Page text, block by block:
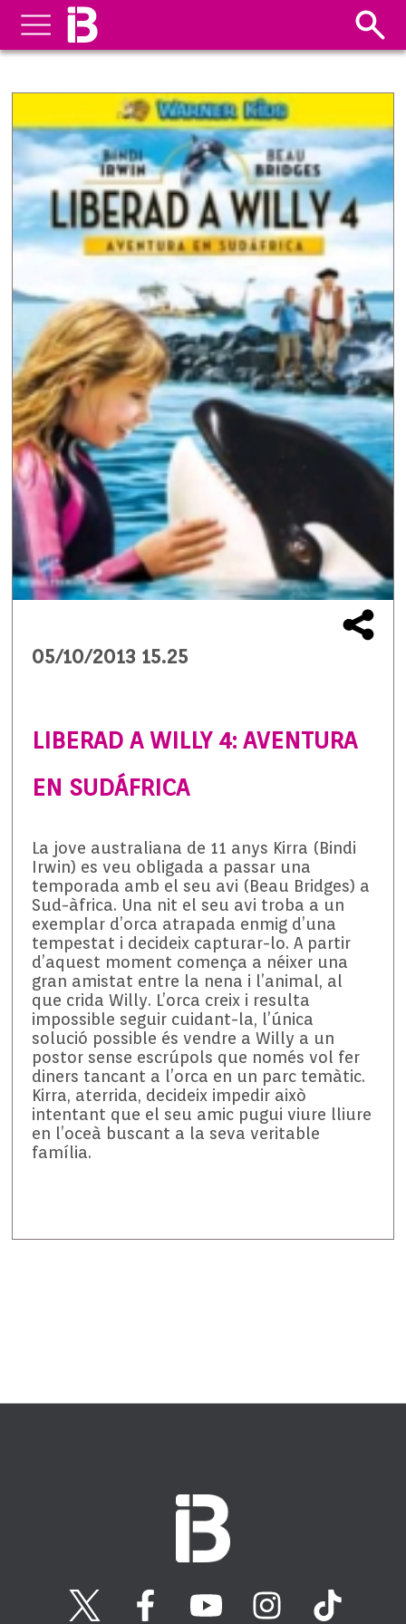
05/10/2013 15.25
LIBERAD A WILLY 4: AVENTURA
EN SUDÁFRICA
La jove australiana de 11 anys Kirra (Bindi
Irwin) es veu obligada a passar una
temporada amb el seu avi (Beau Bridges) a
Sud-àfrica. Una nit el seu avi troba a un
exemplar d’orca atrapada enmig d’una
tempestat i decideix capturar-lo. A partir
d’aquest moment comença a néixer una
gran amistat entre la nena i l’animal, al
que crida Willy. L’orca creix i resulta
impossible seguir cuidant-la, l’única
solució possible és vendre a Willy a un
postor sense escrúpols que només vol fer
diners tancant a l’orca en un parc temàtic.
Kirra, aterrida, decideix impedir això
intentant que el seu amic pugui viure lliure
en l’oceà buscant a la seva veritable
família.